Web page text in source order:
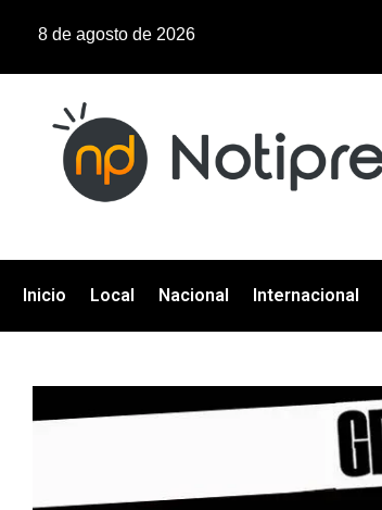
8 de agosto de 2026
Inicio Local Nacional Internacional